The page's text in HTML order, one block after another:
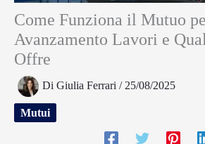
Come Funziona il Mutuo
Avanzamento Lavori e
Offre
Di Giulia Ferrari / 25/08/2025
Mutui